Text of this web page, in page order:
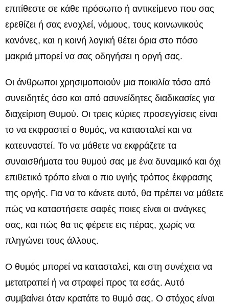
επιτίθεστε σε κάθε πρόσωπο ή αντικείμενο που σας
ερεθίζει ή σας ενοχλεί, νόμους, τους κοινωνικούς
κανόνες, και η κοινή λογική θέτει όρια στο πόσο
μακριά μπορεί να σας οδηγήσει η οργή σας.
Οι άνθρωποι χρησιμοποιούν μια ποικιλία τόσο από
συνειδητές όσο και από ασυνείδητες διαδικασίες για
διαχείριση Θυμού. Οι τρεις κύριες προσεγγίσεις είναι
το να εκφραστεί ο θυμός, να κατασταλεί και να
κατευναστεί. Το να μάθετε να εκφράζετε τα
συναισθήματα του θυμού σας με ένα δυναμικό και όχι
επιθετικό τρόπο είναι ο πιο υγιής τρόπος έκφρασης
της οργής. Για να το κάνετε αυτό, θα πρέπει να μάθετε
πώς να καταστήσετε σαφές ποιες είναι οι ανάγκες
σας, και πώς θα τις φέρετε εις πέρας, χωρίς να
πληγώνει τους άλλους.
Ο θυμός μπορεί να κατασταλεί, και στη συνέχεια να
μετατραπεί ή να στραφεί προς τα εσάς. Αυτό
συμβαίνει όταν κρατάτε το θυμό σας. Ο στόχος είναι